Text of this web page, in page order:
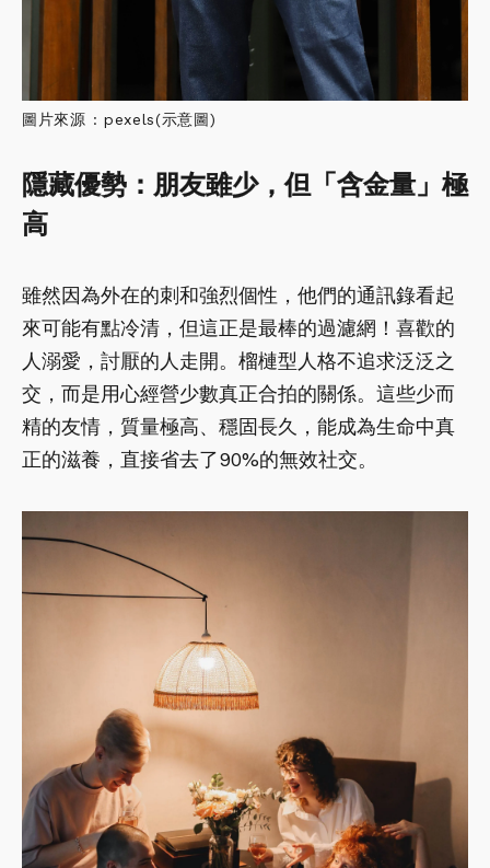
圖片來源 : pexels(示意圖)
隱藏優勢：朋友雖少，但「含金量」極
高
雖然因為外在的刺和強烈個性，他們的通訊錄看起
來可能有點冷清，但這正是最棒的過濾網！喜歡的
人溺愛，討厭的人走開。榴槤型人格不追求泛泛之
交，而是用心經營少數真正合拍的關係。這些少而
精的友情，質量極高、穩固長久，能成為生命中真
正的滋養，直接省去了90%的無效社交。